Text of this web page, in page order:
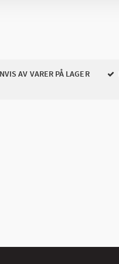
AV VARER PÅ LAGER